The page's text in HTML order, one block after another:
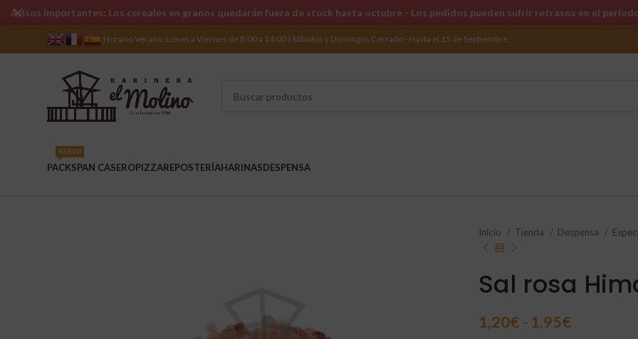
Horario Verano: Lunes a Viernes de 8:00 a 14:00 | Sábados y Domingos Cerrado - Hasta el 15 de Septiembre.
PACKS
NUEVO
PAN CASEROPIZZAREPOSTERÍAHARINASDESPENSA
Inicio Tienda Despensa
Sal rosa
1,20€ - 1,95€
Avisos importantes: Los cereales en granos quedarán fuera de stock hasta octubre - Los pedidos pueden sufrir retrasos en el